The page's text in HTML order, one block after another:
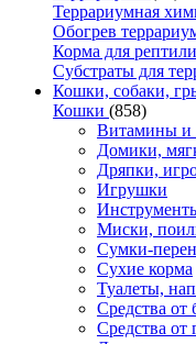
Террариумная
Обогрев
Корма для
Субстраты для
Кошки, собаки,
Кошки (858)
Витамины и
Домики,
Дряпки,
Игрушки
Миски,
Сумки-
Сухие корма
Туалеты,
Средства от
Средства от